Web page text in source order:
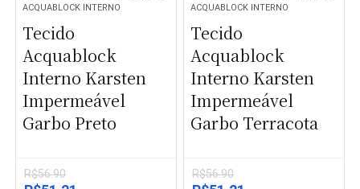
ACQUABLOCK INTERNO
Tecido
Acquablock
Interno Karsten
Impermeável
Garbo Preto
R$56.90
ACQUABLOCK INTERNO
Tecido
Acquablock
Interno Karsten
Impermeável
Garbo Terracota
R$56.90